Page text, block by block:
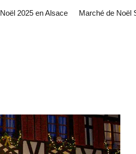
Noël 2025 en Alsace Marché de Noël